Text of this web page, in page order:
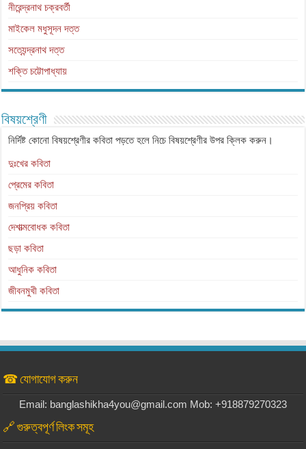
নীরেন্দ্রনাথ চক্রবর্তী
মাইকেল মধুসূদন দত্ত
সত্যেন্দ্রনাথ দত্ত
শক্তি চট্টোপাধ্যায়
বিষয়শ্রেণী
নির্দিষ্ট কোনো বিষয়শ্রেণীর কবিতা পড়তে হলে নিচে বিষয়শ্রেণীর উপর ক্লিক করুন।
দুঃখের কবিতা
প্রেমের কবিতা
জনপ্রিয় কবিতা
দেশাত্মবোধক কবিতা
ছড়া কবিতা
আধুনিক কবিতা
জীবনমুখী কবিতা
☎ যোগাযোগ করুন
Email: banglashikha4you@gmail.com Mob: +918879270323
🔗 গুরুত্বপূর্ণ লিংক সমূহ